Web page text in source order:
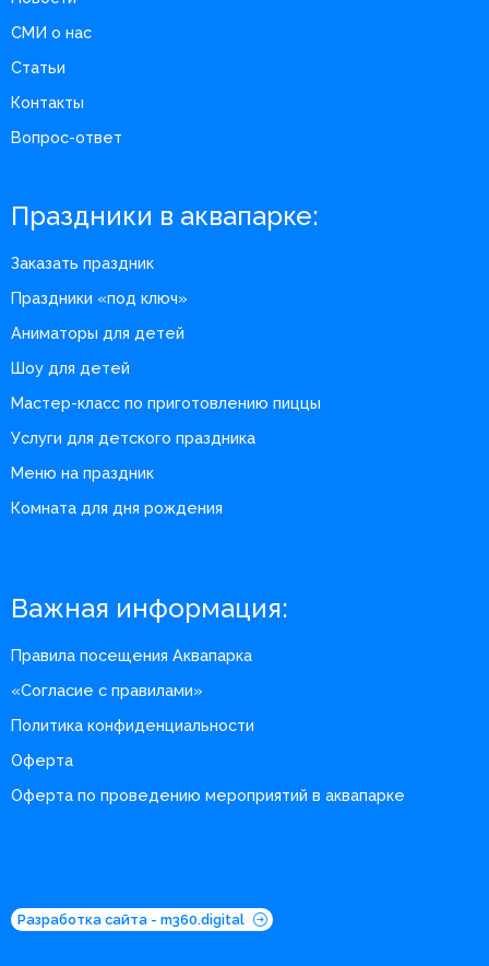
СМИ о нас
Статьи
Контакты
Вопрос-ответ
Праздники в аквапарке:
Заказать праздник
Праздники «под ключ»
Аниматоры для детей
Шоу для детей
Мастер-класс по приготовлению пиццы
Услуги для детского праздника
Меню на праздник
Комната для дня рождения
Важная информация:
Правила посещения Аквапарка
«Согласие с правилами»
Политика конфиденциальности
Оферта
Оферта по проведению мероприятий в аквапарке
Разработка сайта - m360.digital